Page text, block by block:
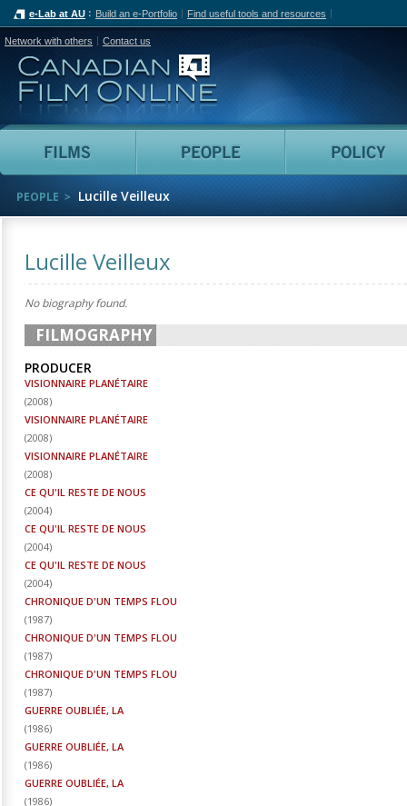
e-Lab at AU Build an e-Portfolio Find useful tools and resources
Network with others Contact us
Canadian Film Online
Films People
PEOPLE Lucille Veilleux
Lucille Veilleux
No biography found.
FILMOGRAPHY
PRODUCER
VISIONNAIRE PLANÉTAIRE
(2008)
VISIONNAIRE PLANÉTAIRE
(2008)
VISIONNAIRE PLANÉTAIRE
(2008)
CE QU'IL RESTE DE NOUS
(2004)
CE QU'IL RESTE DE NOUS
(2004)
CE QU'IL RESTE DE NOUS
(2004)
CHRONIQUE D'UN TEMPS FLOU
(1987)
CHRONIQUE D'UN TEMPS FLOU
(1987)
CHRONIQUE D'UN TEMPS FLOU
(1987)
GUERRE OUBLIÉE, LA
(1986)
GUERRE OUBLIÉE, LA
(1986)
GUERRE OUBLIÉE, LA
(1986)